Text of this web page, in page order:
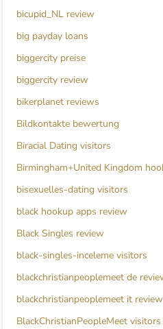
bicupid_NL review
big payday loans
biggercity preise
biggercity review
bikerplanet reviews
Bildkontakte bewertung
Biracial Dating visitors
Birmingham+United Kingdom
bisexuelles-dating visitors
black hookup apps review
Black Singles review
black-singles-inceleme visitors
blackchristianpeoplemeet de
blackchristianpeoplemeet it review
BlackChristianPeopleMeet visitors